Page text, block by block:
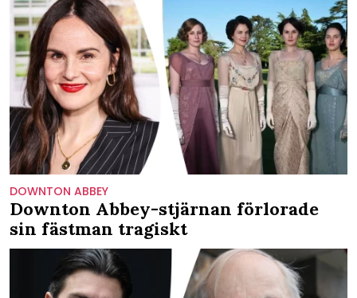
DOWNTON ABBEY
Downton Abbey-stjärnan förlorade
sin fästman tragiskt